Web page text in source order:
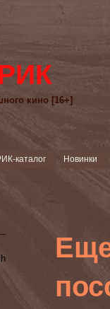
кино [16+]
каталог Новинки